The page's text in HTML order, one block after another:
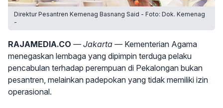
Direktur Pesantren Kemenag Basnang Said - Foto: Dok. Kemenag
-
RAJAMEDIA.CO — Jakarta —Kementerian Agama
menegaskan lembaga yang dipimpin terduga pelaku
pencabulan terhadap perempuan di Pekalongan bukan
pesantren, melainkan padepokan yang tidak memiliki izin
operasional.